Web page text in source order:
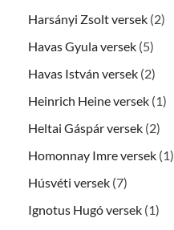
Harsányi Zsolt versek (2)
Havas Gyula versek (5)
Havas István versek (2)
Heinrich Heine versek (1)
Heltai Gáspár versek (2)
Homonnay Imre versek (1)
Húsvéti versek (7)
Ignotus Hugó versek (1)